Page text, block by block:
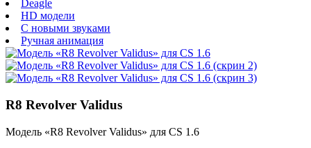
Deagle
HD модели
С новыми звуками
Ручная анимация
R8 Revolver Validus
Модель «R8 Revolver Validus» для CS 1.6